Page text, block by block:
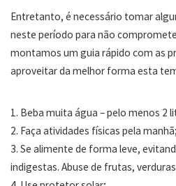
Entretanto, é necessário tomar
neste período para não
montamos um guia rápido com as
aproveitar da melhor forma esta
1. Beba muita água – pelo menos 2
2. Faça atividades físicas pela manhã;
3. Se alimente de forma leve,
indigestas. Abuse de frutas,